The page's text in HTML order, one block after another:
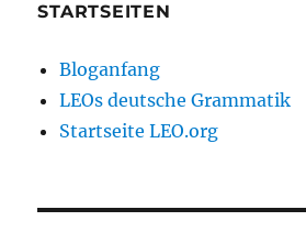
STARTSEITEN
Bloganfang
LEOs deutsche Grammatik
Startseite LEO.org